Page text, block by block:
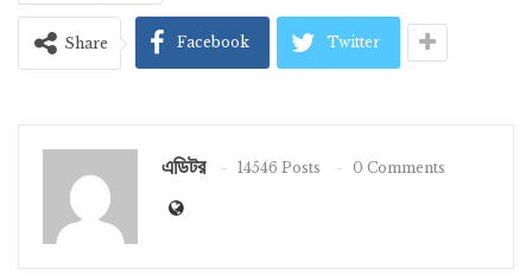
Share Facebook Twitter
এডিটর 14546 Posts 0 Comments